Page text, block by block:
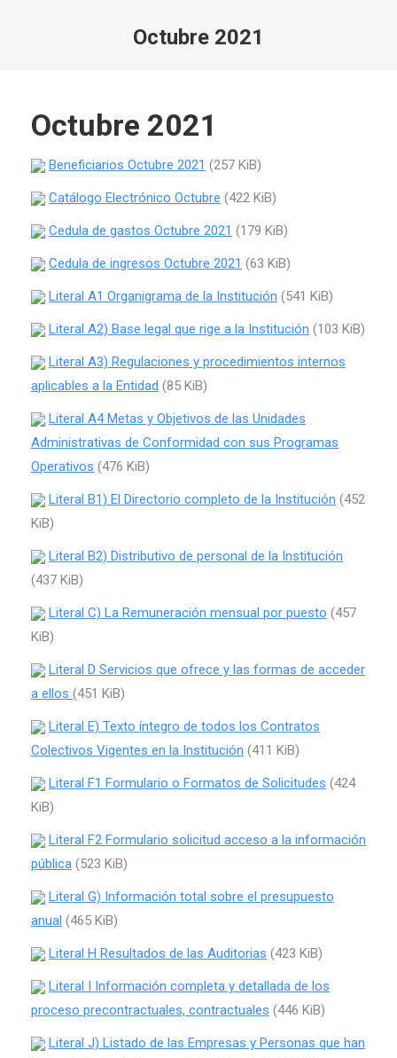
Octubre 2021
Octubre 2021
Beneficiarios Octubre 2021 (257 KiB)
Catálogo Electrónico Octubre (422 KiB)
Cedula de gastos Octubre 2021 (179 KiB)
Cedula de ingresos Octubre 2021 (63 KiB)
Literal A1 Organigrama de la Institución (541 KiB)
Literal A2) Base legal que rige a la Institución (103 KiB)
Literal A3) Regulaciones y procedimientos internos
aplicables a la Entidad (85 KiB)
Literal A4 Metas y Objetivos de las Unidades
Administrativas de Conformidad con sus Programas
Operativos (476 KiB)
Literal B1) El Directorio completo de la Institución (452
KiB)
Literal B2) Distributivo de personal de la Institución
(437 KiB)
Literal C) La Remuneración mensual por puesto (457
KiB)
Literal D Servicios que ofrece y las formas de acceder
a ellos (451 KiB)
Literal E) Texto íntegro de todos los Contratos
Colectivos Vigentes en la Institución (411 KiB)
Literal F1 Formulario o Formatos de Solicitudes (424
KiB)
Literal F2 Formulario solicitud acceso a la información
pública (523 KiB)
Literal G) Información total sobre el presupuesto
anual (465 KiB)
Literal H Resultados de las Auditorias (423 KiB)
Literal I Información completa y detallada de los
proceso precontractuales, contractuales (446 KiB)
Literal J) Listado de las Empresas y Personas que han